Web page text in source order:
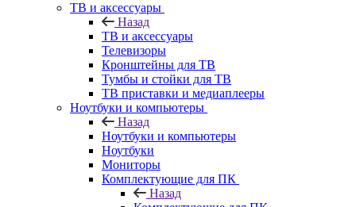
ТВ и аксессуары
Назад
ТВ и аксессуары
Телевизоры
Кронштейны для ТВ
Тумбы и стойки для ТВ
ТВ приставки и медиаплееры
Ноутбуки и компьютеры
Назад
Ноутбуки и компьютеры
Ноутбуки
Мониторы
Комплектующие для ПК
Назад